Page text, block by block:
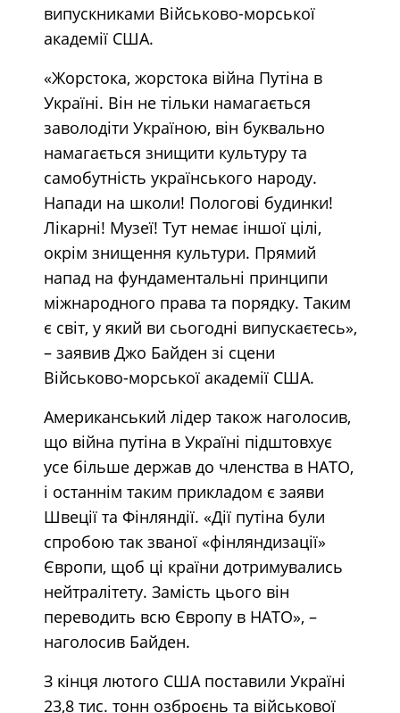
випускниками Військово-морської
академії США.
«Жорстока, жорстока війна Путіна в
Україні. Він не тільки намагається
заволодіти Україною, він буквально
намагається знищити культуру та
самобутність українського народу.
Напади на школи! Пологові будинки!
Лікарні! Музеї! Тут немає іншої цілі,
окрім знищення культури. Прямий
напад на фундаментальні принципи
міжнародного права та порядку. Таким
є світ, у який ви сьогодні випускаєтесь»,
– заявив Джо Байден зі сцени
Військово-морської академії США.
Американський лідер також наголосив,
що війна путіна в Україні підштовхує
усе більше держав до членства в НАТО,
і останнім таким прикладом є заяви
Швеції та Фінляндії. «Дії путіна були
спробою так званої «фінляндизації»
Європи, щоб ці країни дотримувались
нейтралітету. Замість цього він
переводить всю Європу в НАТО», –
наголосив Байден.
З кінця лютого США поставили Україні
23,8 тис. тонн озброєнь та військової